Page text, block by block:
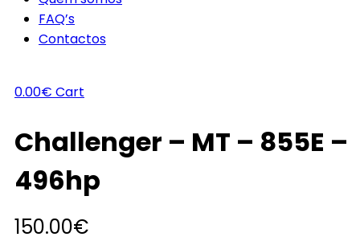
FAQ’s
Contactos
0.00€ Cart
Challenger – MT – 855E –
496hp
150.00€